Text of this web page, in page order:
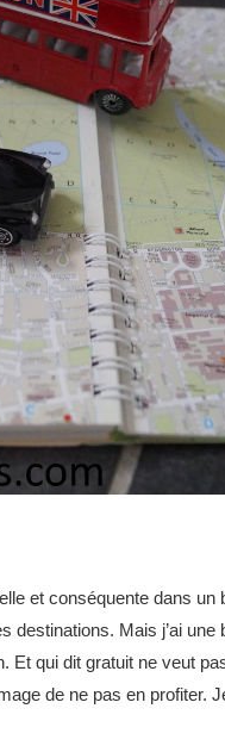
et conséquente dans
Mais j’ai
qui dit gratuit ne veut
de ne pas en profiter.